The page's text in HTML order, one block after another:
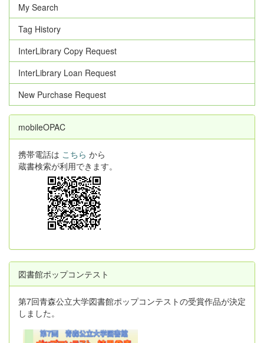
My Search
Tag History
InterLibrary Copy Request
InterLibrary Loan Request
New Purchase Request
mobileOPAC
携帯電話は こちら から
蔵書検索が利用できます。
図書館ポップコンテスト
第7回青森公立大学図書館ポップコンテストの受賞作品が決定
しました。